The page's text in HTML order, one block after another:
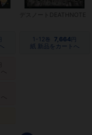
デスノートDEATHNOTE
1-12巻 7,664 円
紙 新品をカートへ